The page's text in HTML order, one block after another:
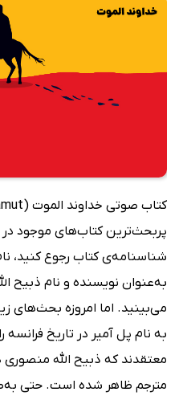
پربحث‌ترین کتاب‌های موجود در
به‌عنوان نویسنده و نام ذبیح
می‌بینید. اما امروزه بحث‌های
به نام پل آمیر در تاریخ
معتقدند که ذبیح الله
مترجم ظاهر شده است. حتی